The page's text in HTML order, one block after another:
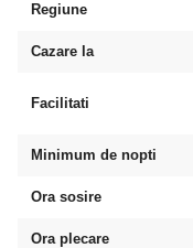
Regiune
Cazare la
Facilitati
Minimum de nopti
Ora sosire
Ora plecare